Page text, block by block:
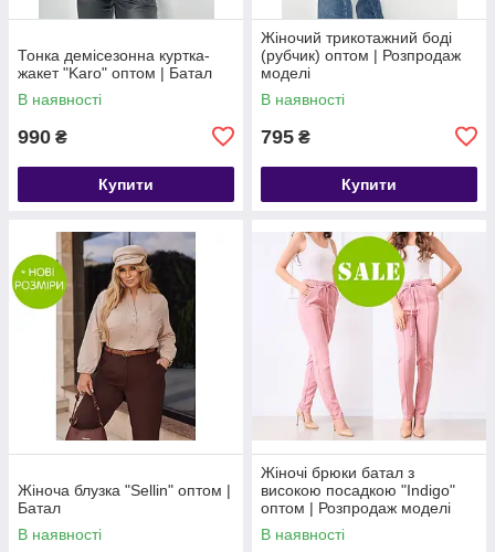
Тонка демісезонна куртка-
жакет "Karo" оптом | Батал
В наявності
990 ₴
Купити
Жіночий трикотажний боді
(рубчик) оптом | Розпродаж
моделі
В наявності
795 ₴
Купити
Жіноча блузка "Sellin" оптом |
Батал
В наявності
Жіночі брюки батал з
високою посадкою "Indigo"
оптом | Розпродаж моделі
В наявності